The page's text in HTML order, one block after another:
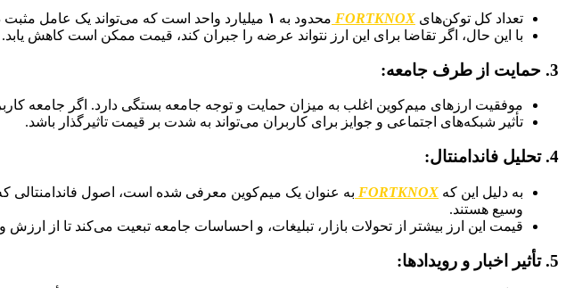
تعداد کل توکن‌های FORTKNOX محدود به ۱ میلیارد واحد است که می‌تواند یک عامل
با این حال، اگر تقاضا برای این ارز نتواند عرضه را جبران کند، قیمت ممکن است کاهش یابد.
3. حمایت از طرف جامعه:
موفقیت ارزهای میم‌کوین اغلب به میزان حمایت و توجه جامعه بستگی دارد. اگر جامعه
تأثیر شبکه‌های اجتماعی و جوایز برای کاربران می‌تواند به شدت بر قیمت تاثیرگذار باشد.
4. تحلیل فاندامنتال:
به دلیل این که FORTKNOX به عنوان یک میم‌کوین معرفی شده است، اصول فاندامنتالی
وسیع هستند.
قیمت این ارز بیشتر از تحولات بازار، تبلیغات، و احساسات جامعه تبعیت می‌کند تا از ارزش
5. تأثیر اخبار و رویدادها: